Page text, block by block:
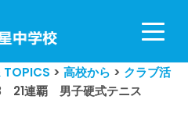
TOPICS > 高校から > クラブ活
21連覇 男子硬式テニス